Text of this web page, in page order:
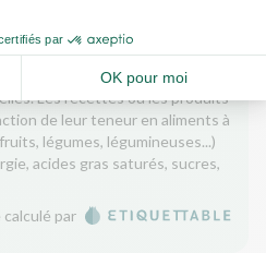
?
destiné à la compréhension
Les recettes ou les produits
de leur teneur en aliments à
légumes, légumineuses...)
acides gras saturés, sucres,
calculé par